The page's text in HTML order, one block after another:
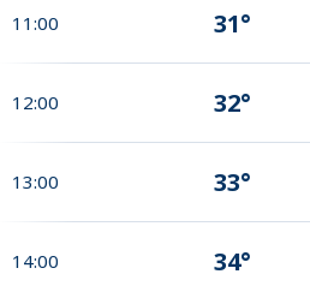
11:00 31°
12:00 32°
13:00 33°
14:00 34°